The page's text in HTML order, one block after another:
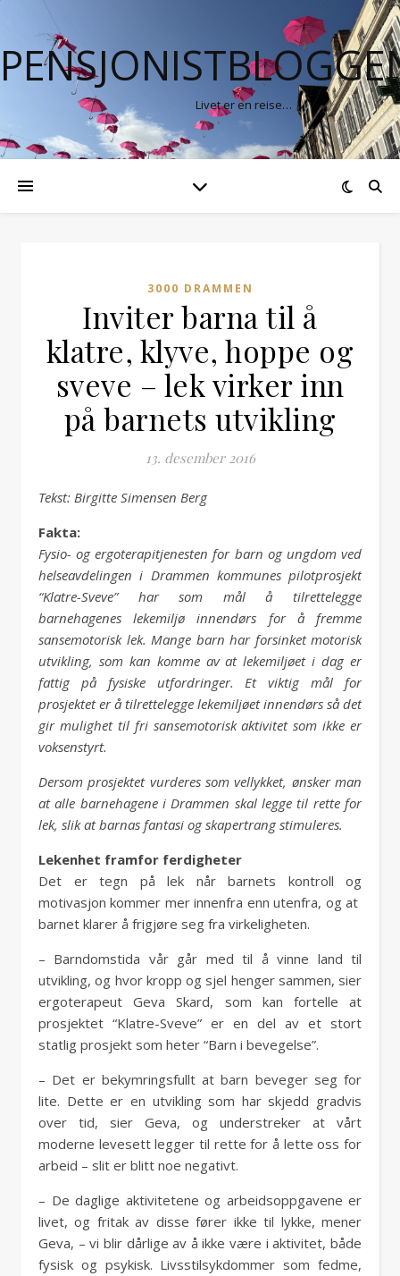
Livet er en reise…
3000 DRAMMEN
Inviter barna til å
klatre, klyve, hoppe og
sveve – lek virker inn
på barnets utvikling
13. desember 2016
Tekst: Birgitte Simensen Berg
Fakta:
Fysio- og ergoterapitjenesten for barn og ungdom ved
helseavdelingen i Drammen kommunes pilotprosjekt
“Klatre-Sveve” har som mål å tilrettelegge
barnehagenes lekemiljø innendørs for å fremme
sansemotorisk lek. Mange barn har forsinket motorisk
utvikling, som kan komme av at lekemiljøet i dag er
fattig på fysiske utfordringer. Et viktig mål for
prosjektet er å tilrettelegge lekemiljøet innendørs så det
gir mulighet til fri sansemotorisk aktivitet som ikke er
voksenstyrt.
Dersom prosjektet vurderes som vellykket, ønsker man
at alle barnehagene i Drammen skal legge til rette for
lek, slik at barnas fantasi og skapertrang stimuleres.
Lekenhet framfor ferdigheter
Det er tegn på lek når barnets kontroll og
motivasjon kommer mer innenfra enn utenfra, og at
barnet klarer å frigjøre seg fra virkeligheten.
– Barndomstida vår går med til å vinne land til
utvikling, og hvor kropp og sjel henger sammen, sier
ergoterapeut Geva Skard, som kan fortelle at
prosjektet “Klatre-Sveve” er en del av et stort
statlig prosjekt som heter “Barn i bevegelse”.
– Det er bekymringsfullt at barn beveger seg for
lite. Dette er en utvikling som har skjedd gradvis
over tid, sier Geva, og understreker at vårt
moderne levesett legger til rette for å lette oss for
arbeid – slit er blitt noe negativt.
– De daglige aktivitetene og arbeidsoppgavene er
livet, og fritak av disse fører ikke til lykke, mener
Geva, – vi blir dårlige av å ikke være i aktivitet, både
fysisk og psykisk. Livsstilsykdommer som fedme,